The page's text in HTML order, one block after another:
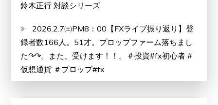
鈴木正行 対談シリーズ
2026.2.7㈯PM8：00【FXライブ振り返り】登
録者数166人。51才。プロップファーム落ちまし
た↷↷。また、受けます！！。＃投資#fx初心者 #
仮想通貨 ＃プロップ#fx